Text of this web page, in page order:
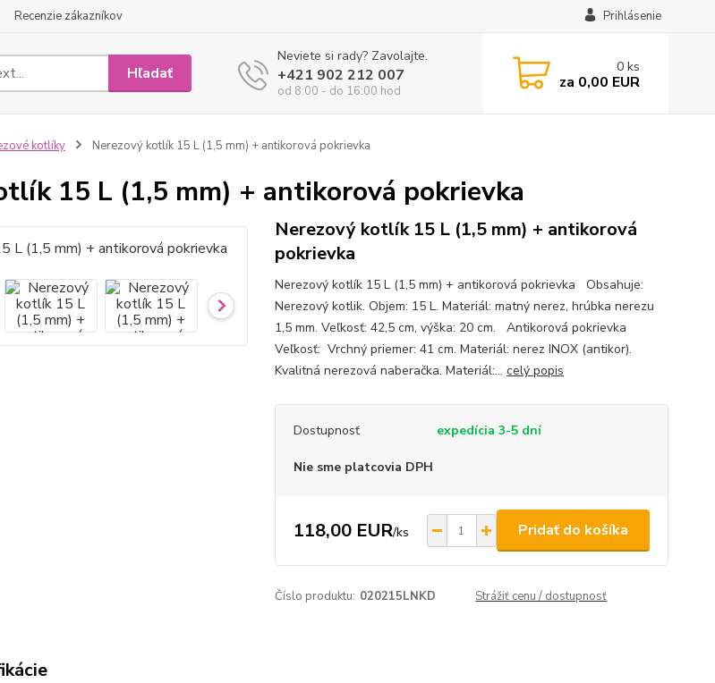
Recenzie zákazníkov Prihlásenie
Hľadať
Neviete si rady? Zavolajte.
+421 902 212 007
od 8:00 - do 16:00 hod
0 ks
za 0,00 EUR
kotlíky Nerezový kotlík 15 L (1,5 mm) + antikorová pokrievka
15 L (1,5 mm) + antikorová pokrievka
Nerezový kotlík 15 L (1,5 mm) + antikorová
pokrievka
Nerezový kotlík 15 L (1,5 mm) + antikorová pokrievka Obsahuje:
Nerezový kotlik. Objem: 15 L. Materiál: matný nerez, hrúbka nerezu
1,5 mm. Veľkosť: 42,5 cm, výška: 20 cm. Antikorová pokrievka
Veľkosť: Vrchný priemer: 41 cm. Materiál: nerez INOX (antikor).
Kvalitná nerezová naberačka. Materiál:... celý popis
Dostupnosť expedícia 3-5 dní
Nie sme platcovia DPH
118,00 EUR/ks Pridať do košíka
Číslo produktu: 020215LNKD Strážiť cenu / dostupnosť